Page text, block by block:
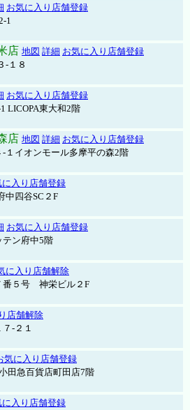
お気に入り店舗登録
1
店 地図 詳細 お気に入り店舗登録
-１８
お気に入り店舗登録
LICOPA東大和2階
店 地図 詳細 お気に入り店舗登録
１イオンモール多摩平の森2階
に入り店舗登録
四谷SC２F
お気に入り店舗登録
テン府中5階
に入り店舗解除
番５号 神栄ビル２F
店舗解除
-２１
気に入り店舗登録
田急百貨店町田店7階
に入り店舗登録